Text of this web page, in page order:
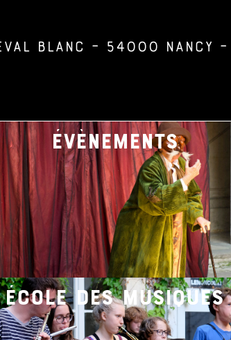
Blanc – 54000 Nancy
évènements
école des musiques